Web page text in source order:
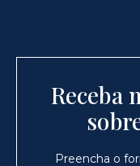
Receba
Preencha o